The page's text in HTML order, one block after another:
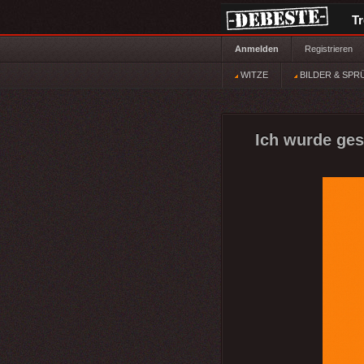
Anmelden Registrieren
WITZE BILDER &
Ich wurde